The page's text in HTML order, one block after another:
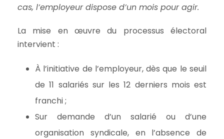
cas, l’employeur dispose d’un mois pour agir.
La mise en œuvre du processus électoral
intervient :
À l’initiative de l’employeur, dès que le seuil
de 11 salariés sur les 12 derniers mois est
franchi ;
Sur demande d’un salarié ou d’une
organisation syndicale, en l’absence de